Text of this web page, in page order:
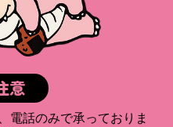
意
電話のみで承っておりま